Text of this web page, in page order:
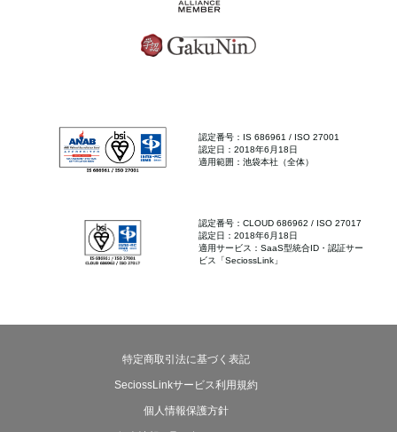
認定番号：IS 686961 / ISO 27001
認定日：2018年6月18日
適用範囲：池袋本社（全体）
認定番号：CLOUD 686962 / ISO 27017
認定日：2018年6月18日
適用サービス：SaaS型統合ID・認証サー
ビス「SeciossLink」
特定商取引法に基づく表記
SeciossLinkサービス利用規約
個人情報保護方針